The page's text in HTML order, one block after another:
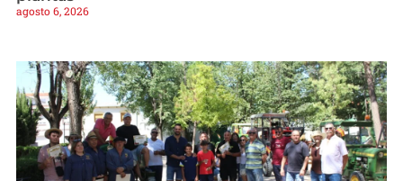
agosto 6, 2026